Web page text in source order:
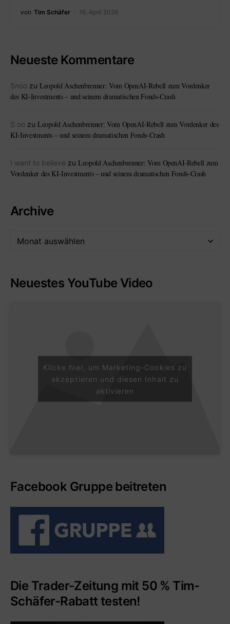
von Tim Schäfer 16. April 2026
Neueste Kommentare
Snoo zu Leopold Aschenbrenner: Vom OpenAI-Rebell zum Vordenker
des KI-Investments – und seinem dramatischen Fonds-Crash
S oo zu Leopold Aschenbrenner: Vom OpenAI-Rebell zum Vordenker des
KI-Investments – und seinem dramatischen Fonds-Crash
I want to believe zu Leopold Aschenbrenner: Vom OpenAI-Rebell zum
Vordenker des KI-Investments – und seinem dramatischen Fonds-Crash
Archive
Neuestes YouTube Video
Klicke hier, um Marketing-Cookies zu
akzeptieren und diesen Inhalt zu
aktivieren
Facebook Gruppe beitreten
Die Trader-Zeitung mit 50 % Tim-
Schäfer-Rabatt testen!